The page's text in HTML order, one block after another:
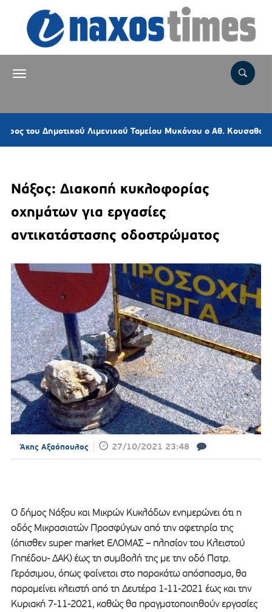
Δημοτικού Λιμενικού Ταμείου Μυκόνου ο Αθ. Κουσαθανάς –
Νάξος: Διακοπή κυκλοφορίας
οχημάτων για εργασίες
αντικατάστασης οδοστρώματος
Άκης Αξαόπουλος 27/10/2021 23:48
Ο δήμος Νάξου και Μικρών Κυκλάδων ενημερώνει ότι η
οδός Μικρασιατών Προσφύγων από την αφετηρία της
(όπισθεν super market ΕΛΟΜΑΣ – πλησίον του Κλειστού
Γηπέδου- ΔΑΚ) έως τη συμβολή της με την οδό Πατρ.
Γεράσιμου, όπως φαίνεται στο παρακάτω απόσπασμα, θα
παραμείνει κλειστή από τη Δευτέρα 1-11-2021 έως και την
Κυριακή 7-11-2021, καθώς θα πραγματοποιηθούν εργασίες